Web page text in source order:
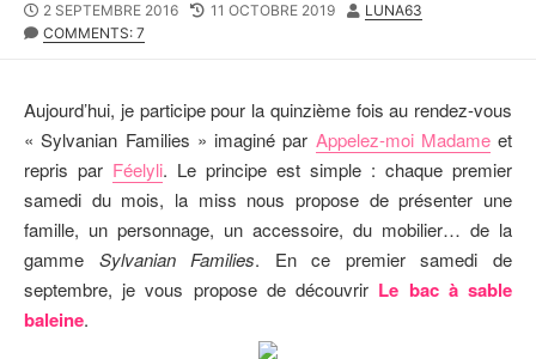
P
U
I
S
H
E
A
T
E
2 SEPTEMBRE 2016
L
O
D
I
F
E
D
D
A
11 OCTOBRE 2019
A
U
LUNA63
COMMENTS: 7
Aujourd’hui, je participe pour la quinzième fois au rendez-vous
« Sylvanian Families » imaginé par Appelez-moi Madameet
repris par Féelyli. Le principe est simple : chaque premier
samedi du mois, la miss nous propose de présenter une
famille, un personnage, un accessoire, du mobilier… de la
gamme Sylvanian Families. En ce premier samedi de
septembre, je vous propose de découvrir Le bac à sable
baleine.